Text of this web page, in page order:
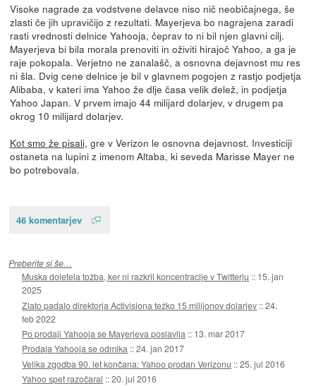
Visoke nagrade za vodstvene delavce niso nič neobičajnega, še
zlasti če jih upravičijo z rezultati. Mayerjeva bo nagrajena zaradi
rasti vrednosti delnice Yahooja, čeprav to ni bil njen glavni cilj.
Mayerjeva bi bila morala prenoviti in oživiti hirajoč Yahoo, a ga je
raje pokopala. Verjetno ne zanalašč, a osnovna dejavnost mu res
ni šla. Dvig cene delnice je bil v glavnem pogojen z rastjo podjetja
Alibaba, v kateri ima Yahoo že dlje časa velik delež, in podjetja
Yahoo Japan. V prvem imajo 44 milijard dolarjev, v drugem pa
okrog 10 milijard dolarjev.
Kot smo že pisali, gre v Verizon le osnovna dejavnost. Investiciji
ostaneta na lupini z imenom Altaba, ki seveda Marisse Mayer ne
bo potrebovala.
46 komentarjev
Preberite si še…
Muska doletela tožba, ker ni razkril koncentracije v Twitterju :: 15. jan
2025
Zlato padalo direktorja Activisiona težko 15 milijonov dolarjev ::24.
feb 2022
Po prodaji Yahooja se Mayerjeva poslavlja :: 13. mar 2017
Prodaja Yahooja se odmika ::24. jan 2017
Velika zgodba 90. let končana: Yahoo prodan Verizonu ::25. jul 2016
Yahoo spet razočaral ::20. jul 2016